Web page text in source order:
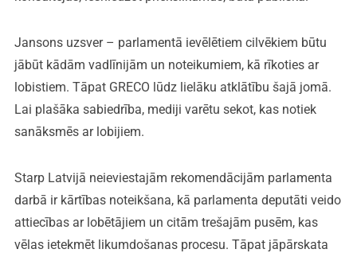
Jansons uzsver – parlamentā ievēlētiem cilvēkiem būtu
jābūt kādām vadlīnijām un noteikumiem, kā rīkoties ar
lobistiem. Tāpat GRECO lūdz lielāku atklātību šajā jomā.
Lai plašāka sabiedrība, mediji varētu sekot, kas notiek
sanāksmēs ar lobijiem.
Starp Latvijā neieviestajām rekomendācijām parlamenta
darbā ir kārtības noteikšana, kā parlamenta deputāti veido
attiecības ar lobētājiem un citām trešajām pusēm, kas
vēlas ietekmēt likumdošanas procesu. Tāpat jāpārskata